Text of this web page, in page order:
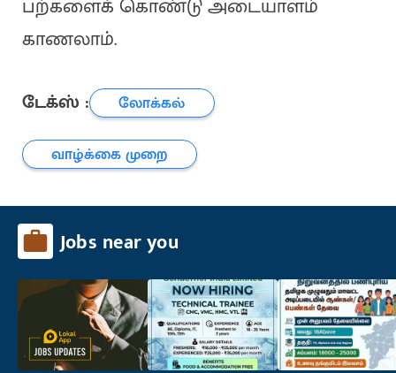
பற்களைக் கொண்டு அடையாளம்
காணலாம்.
டேக்ஸ் :
லோக்கல்
வாழ்க்கை முறை
Jobs near you